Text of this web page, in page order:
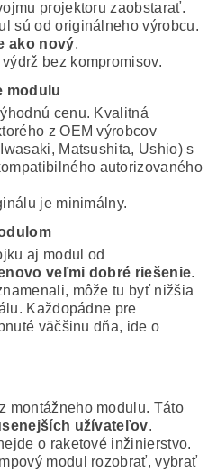
projektoru zaobstarať.
sú od originálneho výrobcu.
ako nový.
bez kompromisov.
modulu
cenu. Kvalitná
z OEM výrobcov
Matsushita, Ushio) s
autorizovaného
je minimálny.
aj modul od
veľmi dobré riešenie.
môže tu byť nižšia
Každopádne pre
väčšinu dňa, ide o
montážneho modulu. Táto
užívateľov.
o raketové inžinierstvo.
modul rozobrať, vybrať